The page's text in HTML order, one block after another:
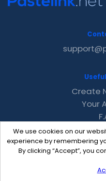
We use cookies on our
experience by remembering
By clicking “Accept”, you
Create
Your